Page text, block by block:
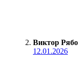
Виктор
12.01.2026